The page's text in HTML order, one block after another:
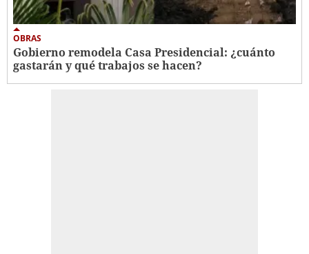
OBRAS
Gobierno remodela Casa Presidencial: ¿cuánto
gastarán y qué trabajos se hacen?